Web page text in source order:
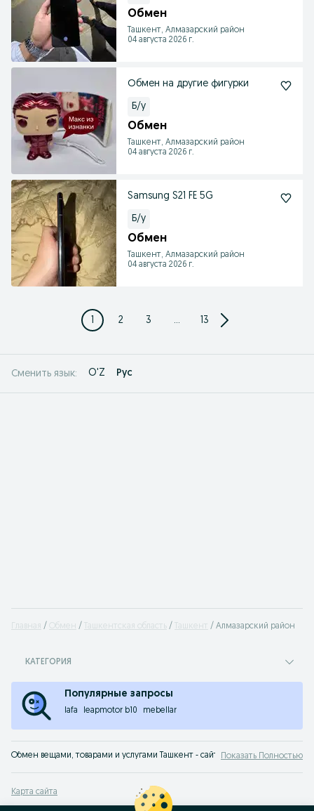
Обмен
Ташкент, Алмазарский район
04 августа 2026 г.
Обмен на другие фигурки
Б/у
Обмен
Ташкент, Алмазарский район
04 августа 2026 г.
Samsung S21 FE 5G
Б/у
Обмен
Ташкент, Алмазарский район
04 августа 2026 г.
1 2 3 ... 13
Сменить язык: O'Z Рус
Главная Обмен Ташкентская область Ташкент Алмазарский район
КАТЕГОРИЯ
Популярные запросы
lafa leapmotor b10 mebellar
Обмен вещами, товарами и услугами Ташкент - сайт бесплатныхПоказать Полностью
Карта сайта